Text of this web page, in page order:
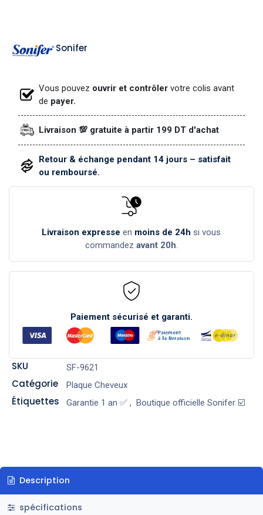
Sonifer
Vous pouvez ouvrir et contrôler votre colis avant
de payer.
Livraison 💯 gratuite à partir 199 DT d'achat
Retour & échange pendant 14 jours – satisfait
ou remboursé.
Livraison expresse en moins de 24h si vous
commandez avant 20h.
Paiement sécurisé et garanti.
SKU SF-9621
Catégorie Plaque Cheveux
Étiquettes Garantie 1 an ✅, Boutique officielle Sonifer ☑️
Description
spécifications